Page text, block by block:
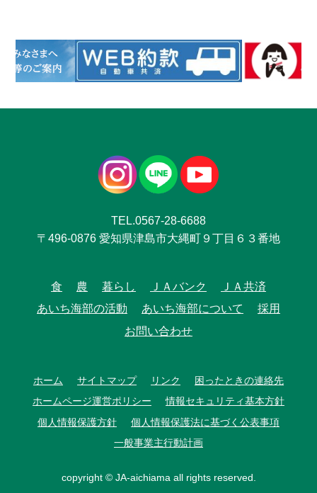
TEL.0567-28-6688
〒496-0876 愛知県津島市大縄町９丁目６３番地
食 農 暮らし ＪＡバンク
ＪＡ共済
あいち海部の活動
あいち海部について
採用
お問い合わせ
ホーム サイトマップ リンク
困ったときの連絡先
ホームページ運営ポリシー
情報セキュリティ基本方針
個人情報保護方針
個人情報保護法に基づく公表事項
一般事業主行動計画
copyright © JA-aichiama all rights reserved.